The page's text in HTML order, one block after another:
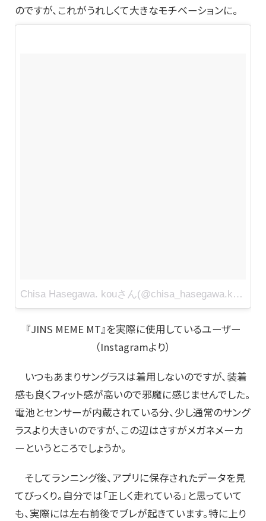
のですが、これがうれしくて大きなモチベーションに。
Chisa Hasegawa. kouさん(@chisa_hasegawa.kou)がシェアした投稿
『JINS MEME MT』を実際に使用しているユーザー
（Instagramより）
いつもあまりサングラスは着用しないのですが、装着
感も良くフィット感が高いので邪魔に感じませんでした。
電池とセンサーが内蔵されている分、少し通常のサング
ラスより大きいのですが、この辺はさすがメガネメーカ
ーというところでしょうか。
そしてランニング後、アプリに保存されたデータを見
てびっくり。自分では「正しく走れている」と思っていて
も、実際には左右前後でブレが起きています。特に上り